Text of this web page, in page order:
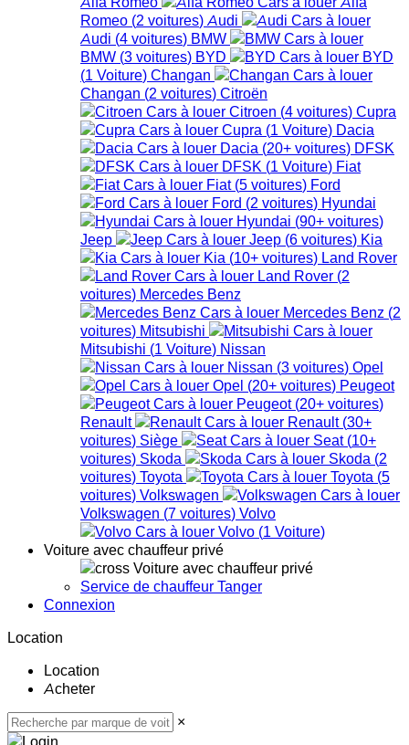
Romeo (2 voitures) Audi
Audi (4 voitures) BMW
BMW (3 voitures) BYD
BYD
(1 Voiture) Changan
Changan (2 voitures) Citroën
Citroen (4 voitures) Cupra
Cupra (1 Voiture) Dacia
Dacia (20+ voitures) DFSK
DFSK (1 Voiture) Fiat
Fiat (5 voitures) Ford
Ford (2 voitures) Hyundai
Hyundai (90+ voitures)
Jeep
Jeep (6 voitures) Kia
Kia (10+ voitures) Land Rover
Land Rover (2
voitures) Mercedes Benz
Mercedes Benz (2
voitures) Mitsubishi
Mitsubishi (1 Voiture) Nissan
Nissan (3 voitures) Opel
Opel (20+ voitures) Peugeot
Peugeot (20+ voitures)
Renault
Renault (30+
voitures) Siège Seat (10+
voitures) Skoda Skoda (2
voitures) Toyota Toyota (5
voitures) Volkswagen
Volkswagen (7 voitures) Volvo
Volvo (1 Voiture)
Voiture avec chauffeur privé
Voiture avec chauffeur privé
Service de chauffeur Tanger
Connexion
Location
Location
Acheter
×